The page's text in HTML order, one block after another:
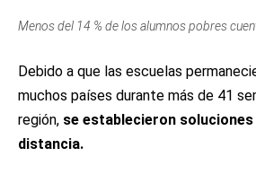
Menos del 14 % de los alumnos pobres
Debido a que las escuelas
muchos países durante más de 41
región, se establecieron soluciones
distancia.